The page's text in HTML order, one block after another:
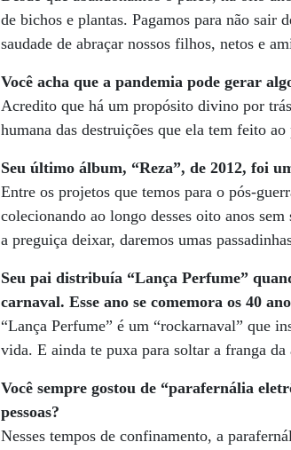
de bichos e plantas. Pagamos para não sair
saudade de abraçar nossos filhos, netos e
Você acha que a pandemia pode gerar
Acredito que há um propósito divino por
humana das destruições que ela tem feito
Seu último álbum, “Reza”, de 2012, foi
Entre os projetos que temos para o pós-
colecionando ao longo desses oito anos
a preguiça deixar, daremos umas
Seu pai distribuía “Lança Perfume”
carnaval. Esse ano se comemora os 40
“Lança Perfume” é um “rockarnaval” que
vida. E ainda te puxa para soltar a franga da
Você sempre gostou de “parafernália
pessoas?
Nesses tempos de confinamento, a